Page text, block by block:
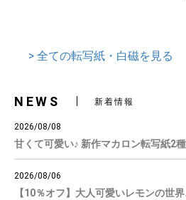
> 全ての転写紙・白磁を見る
NEWS 新着情報
2026/08/08
甘くて可愛い♪ 新作マカロン転写紙2
2026/08/06
【10％オフ】大人可愛いレモンの世